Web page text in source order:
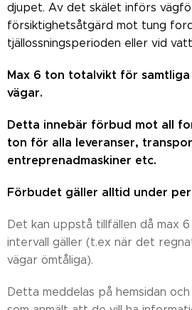
djupet. Av det skälet införs
försiktighetsåtgärd mot tung
tjällossningsperioden eller vid
Max 6 ton totalvikt för
vägar.
Detta innebär förbud mot all
ton för alla leveranser,
entreprenadmaskiner etc.
Förbudet gäller alltid under
Det kan uppstå tillfällen då max
intervall gäller (t.ex när det
vägar ömtåliga).
Detta meddelas på hemsidan